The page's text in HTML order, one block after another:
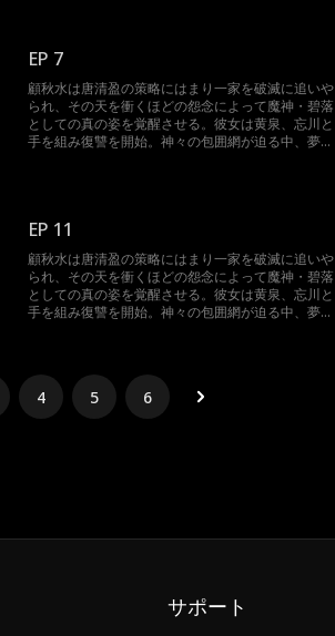
EP 7
顧秋水は唐清盈の策略にはまり一家を破滅に追いや
られ、その天を衝くほどの怨念によって魔神・碧落
としての真の姿を覚醒させる。彼女は黄泉、忘川と
手を組み復讐を開始。神々の包囲網が迫る中、夢境
EP 11
顧秋水は唐清盈の策略にはまり一家を破滅に追いや
られ、その天を衝くほどの怨念によって魔神・碧落
としての真の姿を覚醒させる。彼女は黄泉、忘川と
手を組み復讐を開始。神々の包囲網が迫る中、夢境
4 5 6
サポート